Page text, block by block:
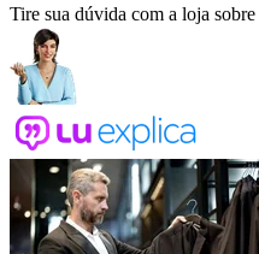
Tire sua dúvida com a loja